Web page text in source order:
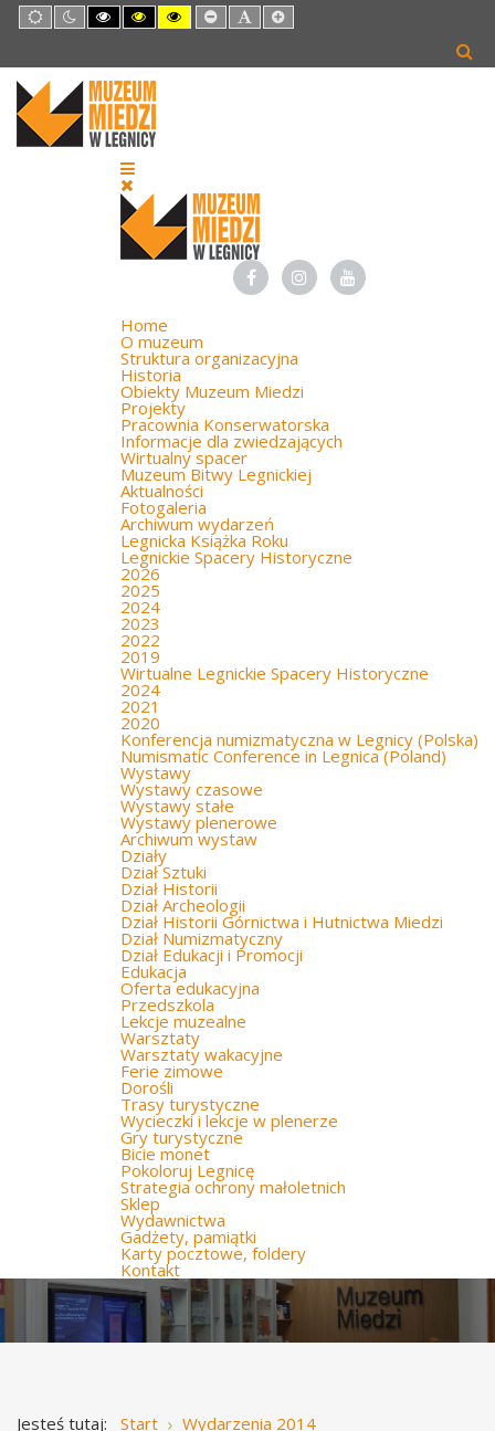
Default
mode
Night
mode
High
Contrast
mode
High
Contrast
mode
High
Contrast
mode
Set
Smaller
Set
Default
Set
Larger
Home
O muzeum
Struktura organizacyjna
Historia
Obiekty Muzeum Miedzi
Projekty
Pracownia Konserwatorska
Informacje dla zwiedzających
Wirtualny spacer
Muzeum Bitwy Legnickiej
Aktualności
Fotogaleria
Archiwum wydarzeń
Legnicka Książka Roku
Legnickie Spacery Historyczne
2026
2025
2024
2023
2022
2019
Wirtualne Legnickie Spacery Historyczne
2024
2021
2020
Konferencja numizmatyczna w Legnicy (Polska)
Numismatic Conference in Legnica (Poland)
Wystawy
Wystawy czasowe
Wystawy stałe
Wystawy plenerowe
Archiwum wystaw
Działy
Dział Sztuki
Dział Historii
Dział Archeologii
Dział Historii Górnictwa i Hutnictwa Miedzi
Dział Numizmatyczny
Dział Edukacji i Promocji
Edukacja
Oferta edukacyjna
Przedszkola
Lekcje muzealne
Warsztaty
Warsztaty wakacyjne
Ferie zimowe
Dorośli
Trasy turystyczne
Wycieczki i lekcje w plenerze
Gry turystyczne
Bicie monet
Pokoloruj Legnicę
Strategia ochrony małoletnich
Sklep
Wydawnictwa
Gadżety, pamiątki
Karty pocztowe, foldery
Kontakt
Jesteś tutaj: Start Wydarzenia 2014